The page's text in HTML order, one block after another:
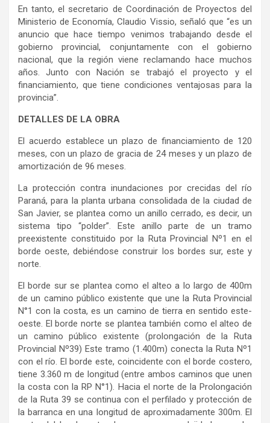
En tanto, el secretario de Coordinación de Proyectos del
Ministerio de Economía, Claudio Vissio, señaló que “es un
anuncio que hace tiempo venimos trabajando desde el
gobierno provincial, conjuntamente con el gobierno
nacional, que la región viene reclamando hace muchos
años. Junto con Nación se trabajó el proyecto y el
financiamiento, que tiene condiciones ventajosas para la
provincia”.
DETALLES DE LA OBRA
El acuerdo establece un plazo de financiamiento de 120
meses, con un plazo de gracia de 24 meses y un plazo de
amortización de 96 meses.
La protección contra inundaciones por crecidas del río
Paraná, para la planta urbana consolidada de la ciudad de
San Javier, se plantea como un anillo cerrado, es decir, un
sistema tipo “polder”. Este anillo parte de un tramo
preexistente constituido por la Ruta Provincial Nº1 en el
borde oeste, debiéndose construir los bordes sur, este y
norte.
El borde sur se plantea como el alteo a lo largo de 400m
de un camino público existente que une la Ruta Provincial
N°1 con la costa, es un camino de tierra en sentido este-
oeste. El borde norte se plantea también como el alteo de
un camino público existente (prolongación de la Ruta
Provincial Nº39) Este tramo (1.400m) conecta la Ruta Nº1
con el río. El borde este, coincidente con el borde costero,
tiene 3.360 m de longitud (entre ambos caminos que unen
la costa con la RP N°1). Hacia el norte de la Prolongación
de la Ruta 39 se continua con el perfilado y protección de
la barranca en una longitud de aproximadamente 300m. El